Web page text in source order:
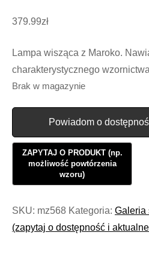
379.99zł
Lampa wisząca z Maroko.
charakterystycznego
Brak w magazynie
Powiadom o
SKU: mz568 Kategoria: Galeria
(zapytaj o dostępność i